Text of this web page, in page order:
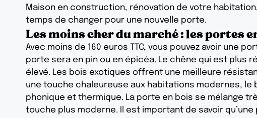
Maison en construction, rénovation de votre
temps de changer pour une nouvelle porte.
Les moins cher du marché : les portes
Avec moins de 160 euros TTC, vous pouvez avoir une
porte sera en pin ou en épicéa. Le chêne qui est plus
élevé. Les bois exotiques offrent une meilleure
une touche chaleureuse aux habitations modernes, le
phonique et thermique. La porte en bois se mélange
touche plus moderne. Il est important de savoir